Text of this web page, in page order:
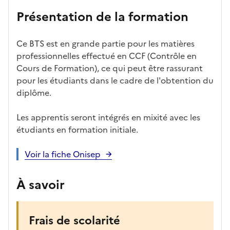
ses
act
éris
tiq
ues
par
ssemen
t
o
ali
té
s
d
a
n
d
s
ac
cè
s à
la
ati
on
re
dé
bo
uch
és
em
Présentation de la formation
Ce BTS est en grande partie pour les matières
professionnelles effectué en CCF (Contrôle en
Cours de Formation), ce qui peut être rassurant
pour les étudiants dans le cadre de l'obtention du
diplôme.
Les apprentis seront intégrés en mixité avec les
étudiants en formation initiale.
Voir la fiche Onisep
À savoir
Frais de scolarité